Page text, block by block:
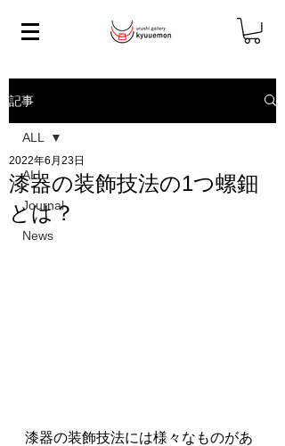
記事
ALL
Journal
News
ALL
漆器の装飾技法の1つ螺鈿
とは？
2022年6月23日
漆器の装飾技法には様々なものがあ